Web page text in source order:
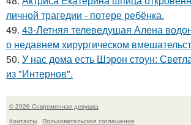
личной трагедии - потере ребёнка.
49. 43-Летняя телеведущая Алена
о недавнем хирургическом
50. У нас дома есть Шэрон стоун:
из "Интернов".
© 2026 Современная девушка
Контакты
Пользовательское соглашение